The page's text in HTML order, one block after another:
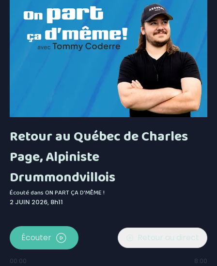
Retour au Québec de Charles
Page, Alpiniste
Drummondvillois
Écouté dansON PART ÇA D'MÊME !
2 JUIN 2026, 8h11
Écouter Retour au direct
00:00 8:00